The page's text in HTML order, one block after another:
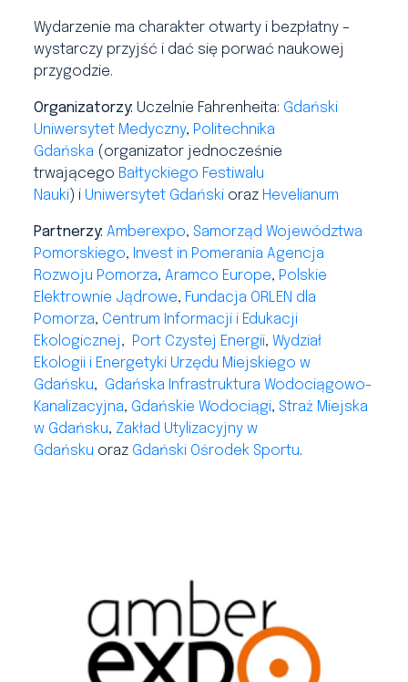
Wydarzenie ma charakter otwarty i bezpłatny –
wystarczy przyjść i dać się porwać naukowej
przygodzie.
Organizatorzy: Uczelnie Fahrenheita: Gdański
Uniwersytet Medyczny, Politechnika
Gdańska (organizator jednocześnie
trwającego Bałtyckiego Festiwalu
Nauki) i Uniwersytet Gdański oraz Hevelianum
Partnerzy:Amberexpo, Samorząd Województwa
Pomorskiego, Invest in Pomerania Agencja
Rozwoju Pomorza,Aramco Europe, Polskie
Elektrownie Jądrowe, Fundacja ORLEN dla
Pomorza, Centrum Informacji i Edukacji
Ekologicznej, Port Czystej Energii, Wydział
Ekologii i Energetyki Urzędu Miejskiego w
Gdańsku, Gdańska Infrastruktura Wodociągowo-
Kanalizacyjna, Gdańskie Wodociągi, Straż Miejska
w Gdańsku, Zakład Utylizacyjny w
Gdańsku oraz Gdański Ośrodek Sportu.